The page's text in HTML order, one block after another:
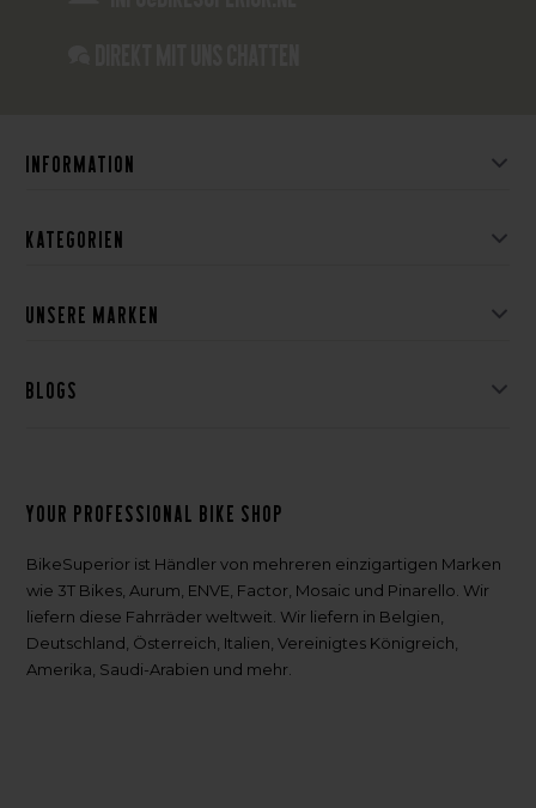
Information
Kategorien
Unsere Marken
Blogs
Your professional bike shop
BikeSuperior ist Händler von mehreren einzigartigen Marken
wie 3T Bikes, Aurum, ENVE, Factor, Mosaic und Pinarello. Wir
liefern diese Fahrräder weltweit. Wir liefern in Belgien,
Deutschland, Österreich, Italien, Vereinigtes Königreich,
Amerika, Saudi-Arabien und mehr.